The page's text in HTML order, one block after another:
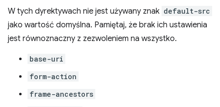
W tych dyrektywach nie jest używany znak default-src
jako wartość domyślna. Pamiętaj, że brak ich ustawienia
jest równoznaczny z zezwoleniem na wszystko.
base-uri
form-action
frame-ancestors